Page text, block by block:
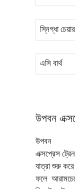
স্নিগ্ধা চেয়ার
এসি বার্থ
উপবন
উপবন
এক্সপ্রেস
যাত্রা শুরু করে
ফলে